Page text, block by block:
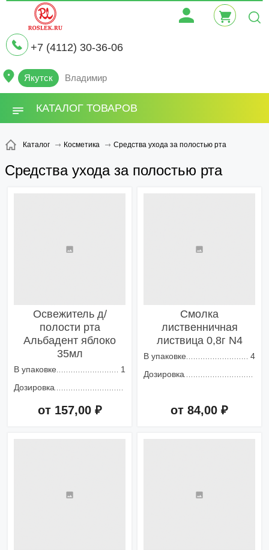
+7 (4112) 30-36-06
Якутск Владимир
КАТАЛОГ ТОВАРОВ
Каталог Косметика Средства ухода за полостью рта
Средства ухода за полостью рта
Освежитель д/
полости рта
Альбадент яблоко
35мл
В упаковке
1
Дозировка
от 157,00 ₽
Смолка
лиственничная
листвица 0,8г N4
В упаковке
4
Дозировка
от 84,00 ₽